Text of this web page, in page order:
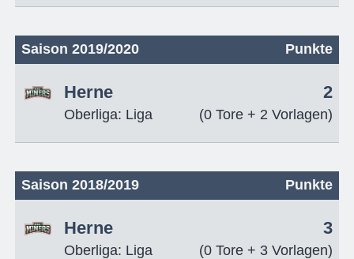
Saison 2019/2020 Punkte
Herne
Oberliga: Liga
2
(0 Tore + 2 Vorlagen)
Saison 2018/2019 Punkte
Herne
Oberliga: Liga
3
(0 Tore + 3 Vorlagen)